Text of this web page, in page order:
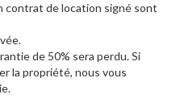
contrat de location signé sont
de 50% sera perdu. Si
la propriété, nous vous